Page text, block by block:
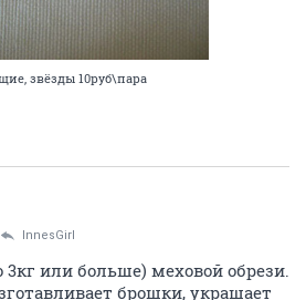
звёзды 10руб\пара
InnesGirl
или больше) меховой обрези.
брошки, украшает